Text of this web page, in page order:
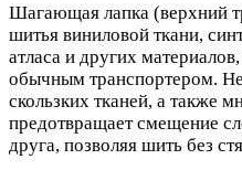
Шагающая лапка (верхний
шитья виниловой ткани,
атласа и других
обычным транспортером.
скользких тканей, а также
предотвращает смещение
друга, позволяя шить без